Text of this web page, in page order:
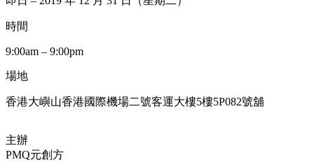
時間
9:00am – 9:00pm
場地
香港大嶼山香港國際機場二號客運大樓5樓5P082號舖
主辦
PMQ元創方